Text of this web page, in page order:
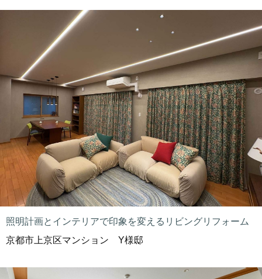
照明計画とインテリアで印象を変えるリビングリフォーム
京都市上京区マンション Y様邸